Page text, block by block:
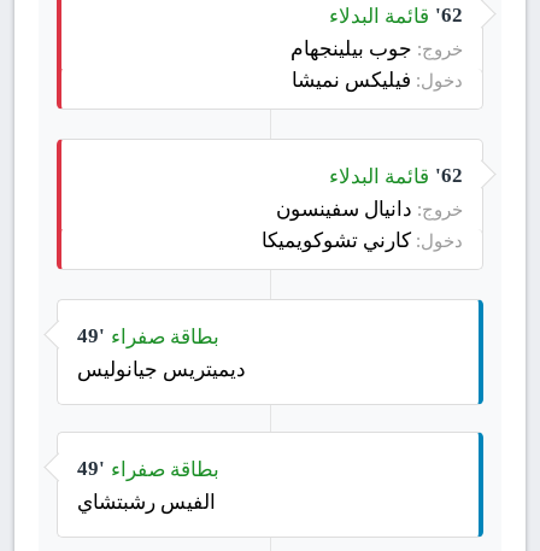
62' قائمة البدلاء
خروج: جوب بيلينجهام
دخول: فيليكس نميشا
62' قائمة البدلاء
خروج: دانيال سفينسون
دخول: كارني تشوكويميكا
49' بطاقة صفراء
ديميتريس جيانوليس
49' بطاقة صفراء
الفيس رشبتشاي